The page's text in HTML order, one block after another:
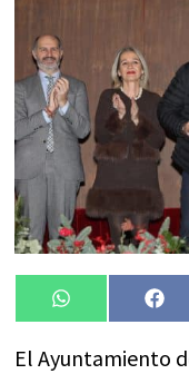
Compartir
en
WhatsApp
en
El Ayuntamiento